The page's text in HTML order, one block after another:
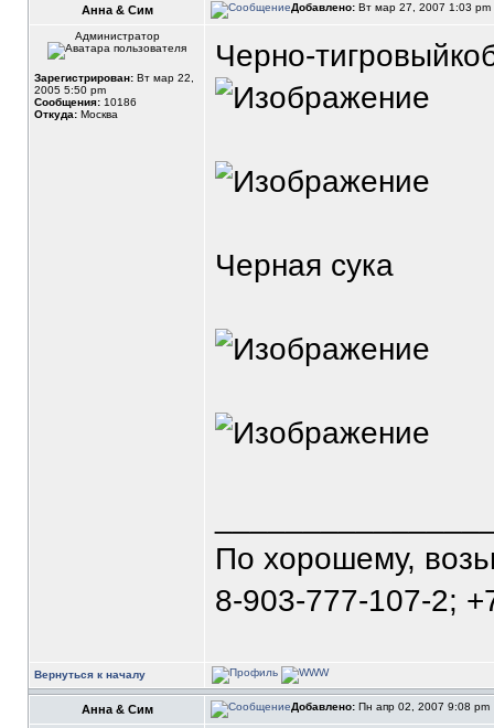
Анна & Сим Добавлено: Вт мар 27, 2007 1:03 pm
Администратор
Зарегистрирован: Вт мар 22,
2005 5:50 pm
Сообщения: 10186
Откуда: Москва
Черно-
Черная сука
По хорошему,
8-903-777-107-2;
Вернуться к началу
Анна & Сим Добавлено: Пн апр 02, 2007 9:08 pm